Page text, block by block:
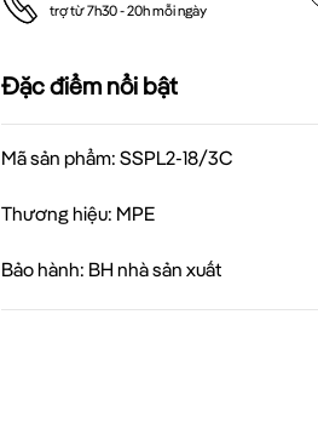
trợ từ 7h30 - 20h mỗi ngày
Đặc điểm nổi bật
Mã sản phẩm: SSPL2-18/3C
Thương hiệu: MPE
Bảo hành: BH nhà sản xuất